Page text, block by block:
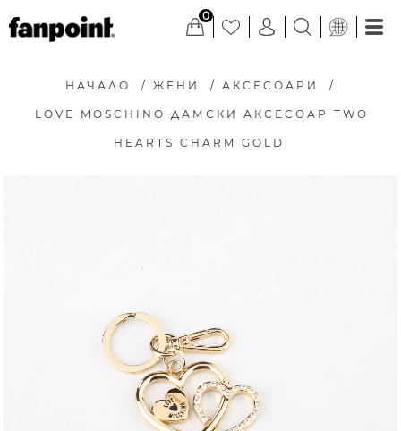
0
НАЧАЛО / ЖЕНИ / АКСЕСОАРИ /
LOVE MOSCHINO ДАМСКИ АКСЕСОАР TWO
HEARTS CHARM GOLD